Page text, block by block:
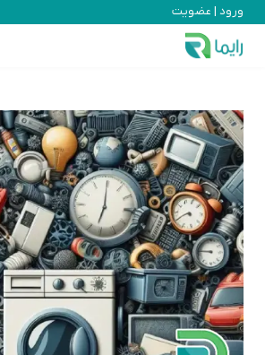
ورود | عضویت